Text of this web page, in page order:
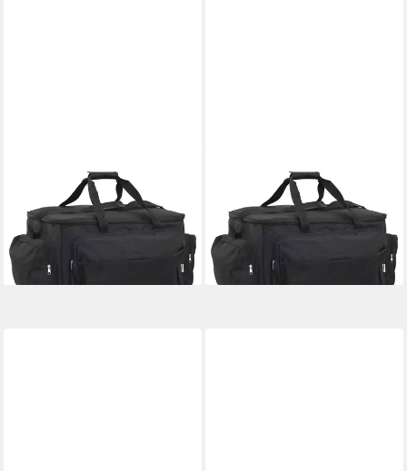
Angelkoffer Angeltasche
Wasserdicht Schwarz Oxford-
Gewebe
ab 37,99 €
lieferbar - in 4-5 Werktagen bei dir
Angelkoffer Angeltasche
Wasserdicht Schwarz Oxford-
Gewebe
ab 38,99 €
lieferbar - in 4-5 Werktagen bei dir